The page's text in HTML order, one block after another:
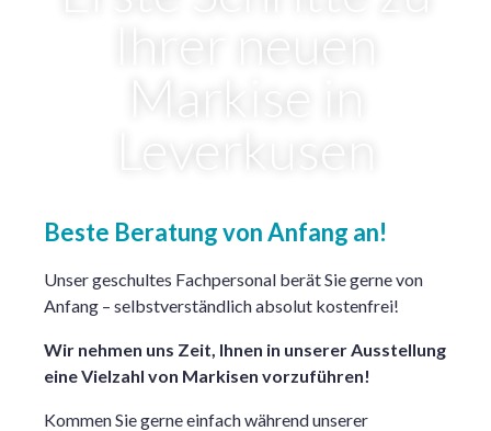
Markise in
Leverkusen
Beste Beratung von Anfang an!
Unser geschultes Fachpersonal berät Sie gerne von
Anfang – selbstverständlich absolut kostenfrei!
Wir nehmen uns Zeit, Ihnen in unserer Ausstellung
eine Vielzahl von Markisen vorzuführen!
Kommen Sie gerne einfach während unserer